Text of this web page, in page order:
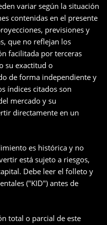
variar según la situación
contenidas en el presente
previsiones y
que no reflejan los
facilitada por terceras
su exactitud o
de forma independiente y
índices citados son
mercado y su
directamente en un
es histórica y no
está sujeto a riesgos,
Debe leer el folleto y
("KID") antes de
total o parcial de este